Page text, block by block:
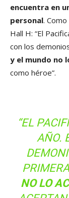
encuentra en
personal.
Hall H: “El
con los
y el mundo no
como héroe”.
“EL
AÑO.
NO LO